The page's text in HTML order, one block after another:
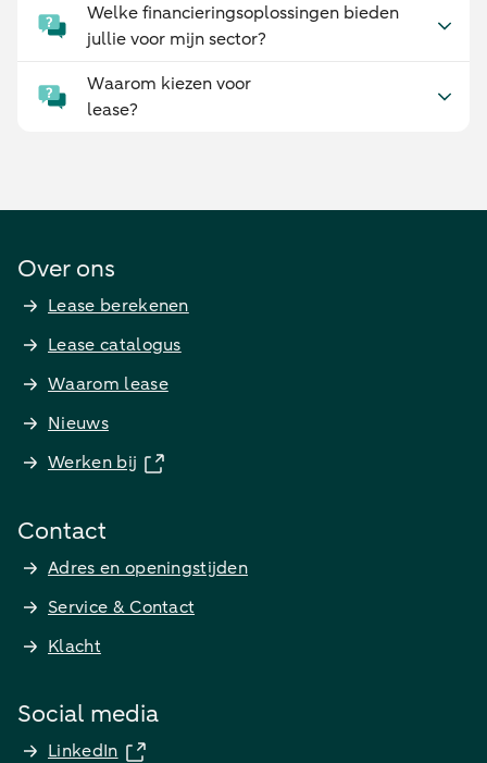
Welke financieringsoplossingen bieden
jullie voor mijn sector?
Waarom kiezen voor
lease?
Over ons
Lease berekenen
Lease catalogus
Waarom lease
Nieuws
Werken bij
Contact
Adres en openingstijden
Service & Contact
Klacht
Social media
LinkedIn